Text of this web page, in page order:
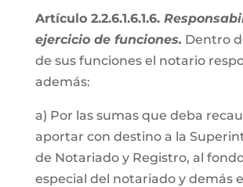
Artículo 2.2.6.1.6.1.6.
ejercicio de funciones. Dentro
de sus funciones el notario
además:
a) Por las sumas que deba
aportar con destino a la
de Notariado y Registro, al
especial del notariado y demás